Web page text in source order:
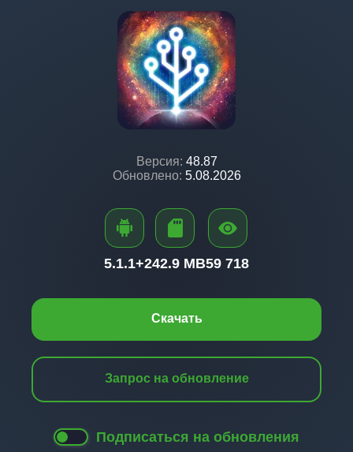
Версия: 48.87
Обновлено: 5.08.2026
Скачать
Запрос на обновление
Подписаться на обновления
5.1.1+242.9 MB59 718